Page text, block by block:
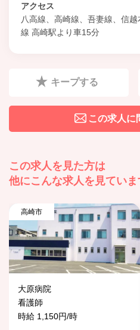
アクセス
八高線、高崎線、吾妻線、信
線 高崎駅より車15分
キープする
この求人に
この求人を見た方は
他にこんな求人を見ていま
高崎市
大原病院
看護師
時給 1,150円/時